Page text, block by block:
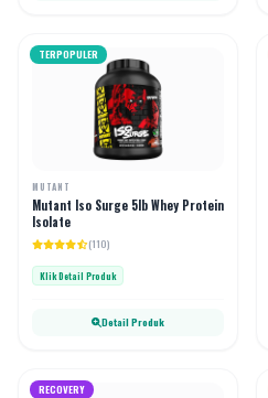
TERPOPULER
MUTANT
Mutant Iso Surge 5lb Whey Protein
Isolate
(110)
Klik Detail Produk
Detail Produk
RECOVERY